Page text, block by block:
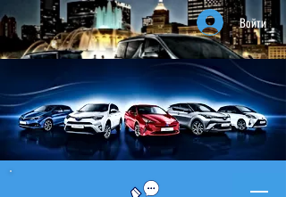
Войти